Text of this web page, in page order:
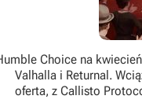
Choice na
Valhalla i Returnal.
oferta, z Callisto